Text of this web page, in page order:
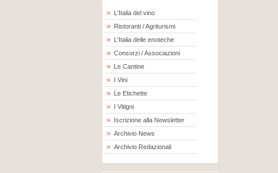
L'Italia del vino
Ristoranti / Agriturismi
L'Italia delle enoteche
Consorzi / Associazioni
Le Cantine
I Vini
Le Etichette
I Vitigni
Iscrizione alla Newsletter
Archivio News
Archivio Redazionali